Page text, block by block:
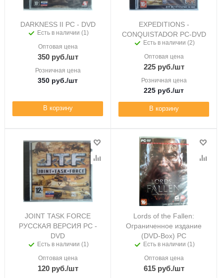
DARKNESS II PC - DVD
Есть в наличии (1)
Оптовая цена
350руб./шт
Розничная цена
350 руб./шт
В корзину
EXPEDITIONS -
CONQUISTADOR PC-DVD
Есть в наличии (2)
Оптовая цена
225руб./шт
Розничная цена
225 руб./шт
В корзину
JOINT TASK FORCE
РУССКАЯ ВЕРСИЯ PC -
DVD
Есть в наличии (1)
Оптовая цена
120руб./шт
Lords of the Fallen:
Ограниченное издание
(DVD-Box) PC
Есть в наличии (1)
Оптовая цена
615руб./шт